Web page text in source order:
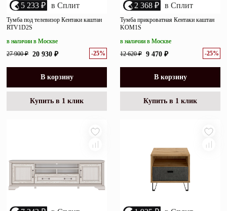
5 233 ₽ в Сплит
Тумба под телевизор Кентаки каштан
RTV1D2S
27 900 ₽ 20 930 ₽ -25%
в наличии в Москве
В корзину
Купить в 1 клик
2 368 ₽ в Сплит
Тумба прикроватная Кентаки каштан
KOM1S
12 620 ₽ 9 470 ₽ -25%
в наличии в Москве
В корзину
Купить в 1 клик